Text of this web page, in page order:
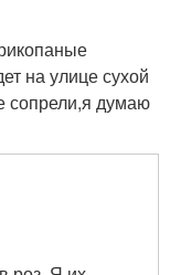
на улице сухой
сопрели,я думаю